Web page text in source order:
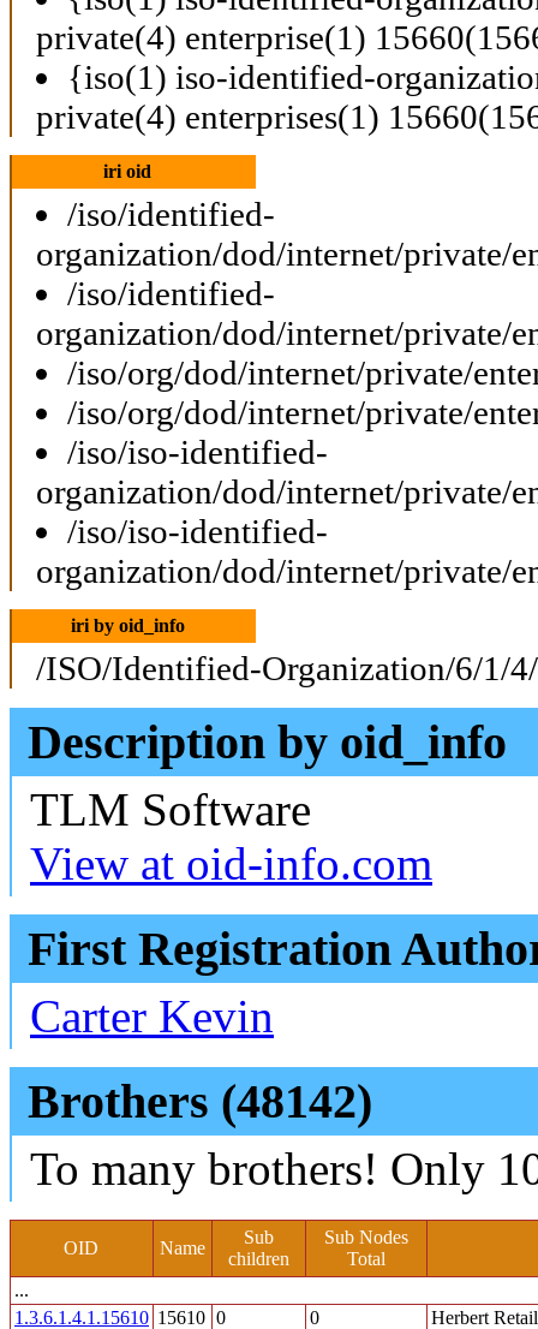
private(4) enterprise(1)
{iso(1) iso-identified-
private(4) enterprises(1)
iri oid
/iso/identified-
organization/dod/internet/private/
/iso/identified-
organization/dod/internet/private/
/iso/org/dod/internet/private/
/iso/org/dod/internet/private/
/iso/iso-identified-
organization/dod/internet/private/
/iso/iso-identified-
organization/dod/internet/private/
iri by oid_info
/ISO/Identified-Organization/6/1/
Description by oid_info
TLM Software
View at oid-info.com
First Registration
Carter Kevin
Brothers (48142)
To many brothers! Only
OID Name
Sub
children
Sub Nodes
Total
...
1.3.6.1.4.1.15610 15610 0 0
Herbert